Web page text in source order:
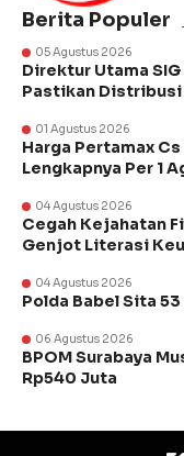
Berita Populer
05 Agustus 2026
Direktur Utama
Pastikan Distribusi
01 Agustus 2026
Harga Pertamax
Lengkapnya Per 1
04 Agustus 2026
Cegah Kejahatan
Genjot Literasi
04 Agustus 2026
Polda Babel Sita
06 Agustus 2026
BPOM Surabaya
Rp540 Juta